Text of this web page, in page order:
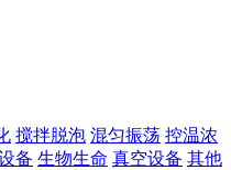
搅拌脱泡 混匀振荡 控温浓
备 生物生命 真空设备 其他